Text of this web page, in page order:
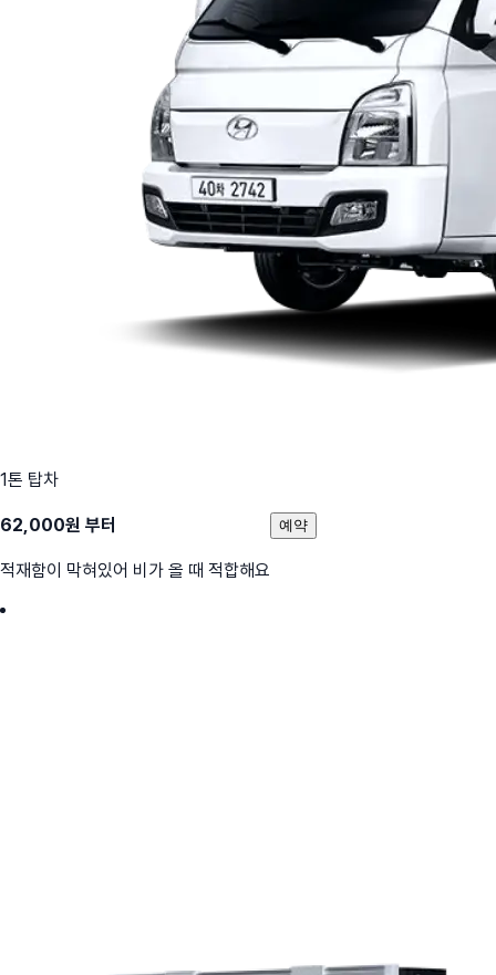
1톤 탑차
62,000원 부터
적재함이 막혀있어 비가 올 때 적합해요
예약